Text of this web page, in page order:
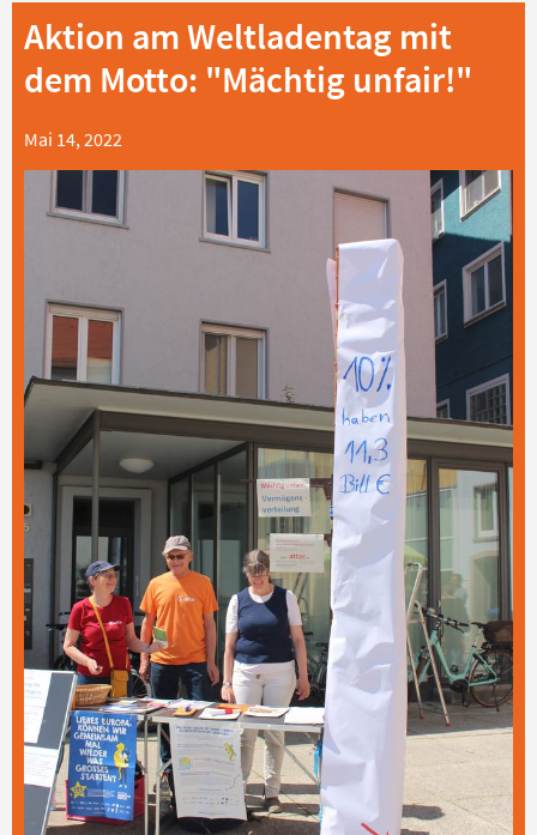
Aktion am Weltladentag mit
dem Motto: "Mächtig unfair!"
Mai 14, 2022